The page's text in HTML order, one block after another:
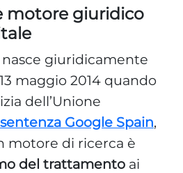
motore giuridico
nasce giuridicamente
maggio 2014 quando
dell’Unione
Google Spain,
motore di ricerca è
del trattamento ai